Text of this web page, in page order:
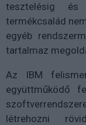
tesztelésig és
termékcsalád
egyéb
tartalmaz
Az IBM
együttműködő
létrehozni